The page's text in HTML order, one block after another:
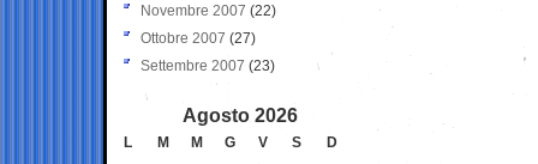
Novembre 2007 (22)
Ottobre 2007 (27)
Settembre 2007 (23)
Agosto 2026
L M M G V S
D